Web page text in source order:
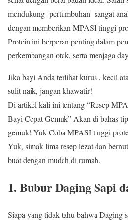
mendukung pertumbuhan sangat
dengan memberikan MPASI tinggi
Protein ini berperan penting dalam
perkembangan otak, serta menjaga
Jika bayi Anda terlihat kurus , kecil
sulit naik, jangan khawatir!
Di artikel kali ini tentang “Resep
Bayi Cepat Gemuk” Akan di bahas
gemuk! Yuk Coba MPASI tinggi
Yuk, simak lima resep lezat dan
buat dengan mudah di rumah.
1. Bubur Daging Sapi
Siapa yang tidak tahu bahwa Daging